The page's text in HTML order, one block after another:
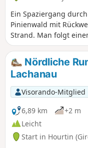
Ein Spaziergang
Pinienwald mit
Strand. Man folgt
Jakobswegs. Je nach
man auf die Flut und
Gezeitenkoeffizienten
Nördliche
Lachanau
Visorando-Mitglied
6,89 km
+2 m
Leicht
Start in Hourtin